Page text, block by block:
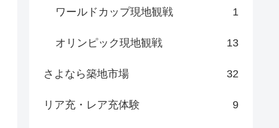
ワールドカップ現地観戦 1
オリンピック現地観戦 13
さよなら築地市場 32
リア充・レア充体験 9